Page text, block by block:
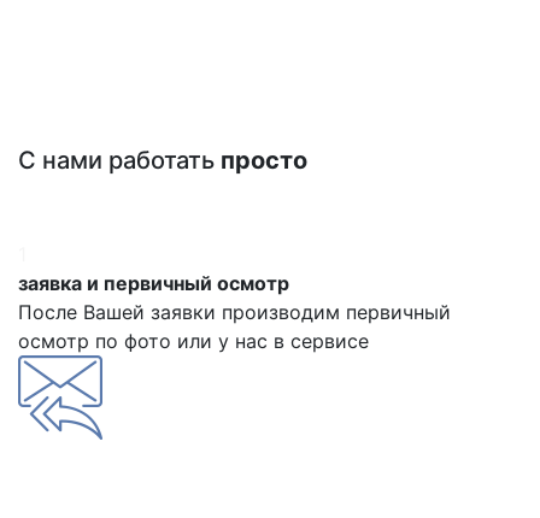
С нами работать просто
заявка и первичный осмотр
После Вашей заявки производим первичный
осмотр по фото или у нас в сервисе